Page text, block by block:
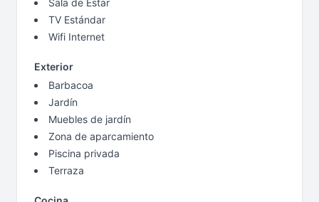
Sala de Estar
TV Estándar
Wifi Internet
Exterior
Barbacoa
Jardín
Muebles de jardín
Zona de aparcamiento
Piscina privada
Terraza